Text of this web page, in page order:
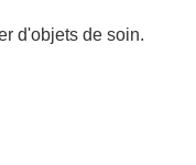
d'objets de soin.